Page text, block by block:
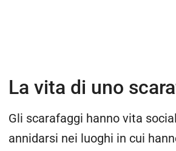
La vita di uno
Gli scarafaggi hanno vita
annidarsi nei luoghi in cui